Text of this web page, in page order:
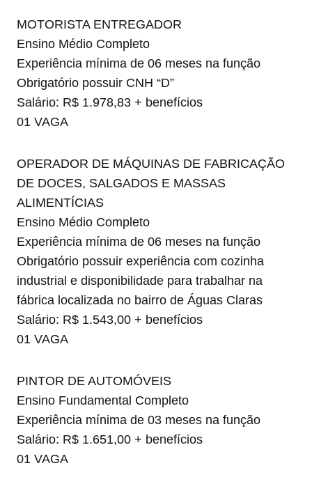
MOTORISTA ENTREGADOR
Ensino Médio Completo
Experiência mínima de 06 meses na função
Obrigatório possuir CNH “D”
Salário: R$ 1.978,83 + benefícios
01 VAGA
OPERADOR DE MÁQUINAS DE FABRICAÇÃO
DE DOCES, SALGADOS E MASSAS
ALIMENTÍCIAS
Ensino Médio Completo
Experiência mínima de 06 meses na função
Obrigatório possuir experiência com cozinha
industrial e disponibilidade para trabalhar na
fábrica localizada no bairro de Águas Claras
Salário: R$ 1.543,00 + benefícios
01 VAGA
PINTOR DE AUTOMÓVEIS
Ensino Fundamental Completo
Experiência mínima de 03 meses na função
Salário: R$ 1.651,00 + benefícios
01 VAGA